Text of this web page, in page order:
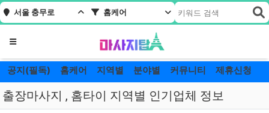
서울 충무로 홈케어
메뉴
공지(필독) 홈케어 지역별 분야별 커뮤니티 제휴신청
출장마사지 , 홈타이 지역별 인기업체 정보